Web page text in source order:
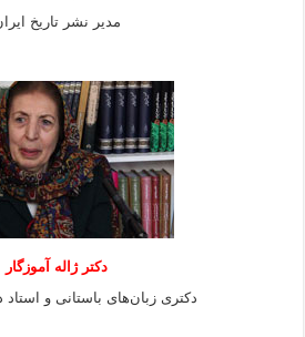
مدیر نشر تاریخ
دکتر ژاله آموزگار
دکتری زبان‌های باستانی و استاد